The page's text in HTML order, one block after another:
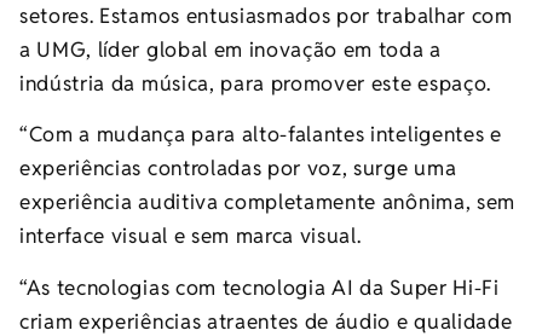
setores. Estamos entusiasmados por trabalhar com
a UMG, líder global em inovação em toda a
indústria da música, para promover este espaço.
“Com a mudança para alto-falantes inteligentes e
experiências controladas por voz, surge uma
experiência auditiva completamente anônima, sem
interface visual e sem marca visual.
“As tecnologias com tecnologia AI da Super Hi-Fi
criam experiências atraentes de áudio e qualidade